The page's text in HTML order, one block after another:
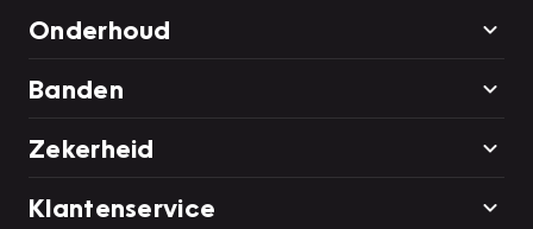
Onderhoud
Banden
Zekerheid
Klantenservice